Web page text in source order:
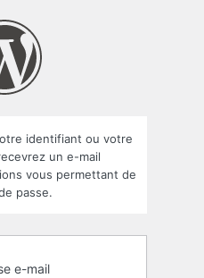
identifiant ou votre
un e-mail
vous permettant de
passe.
e-mail